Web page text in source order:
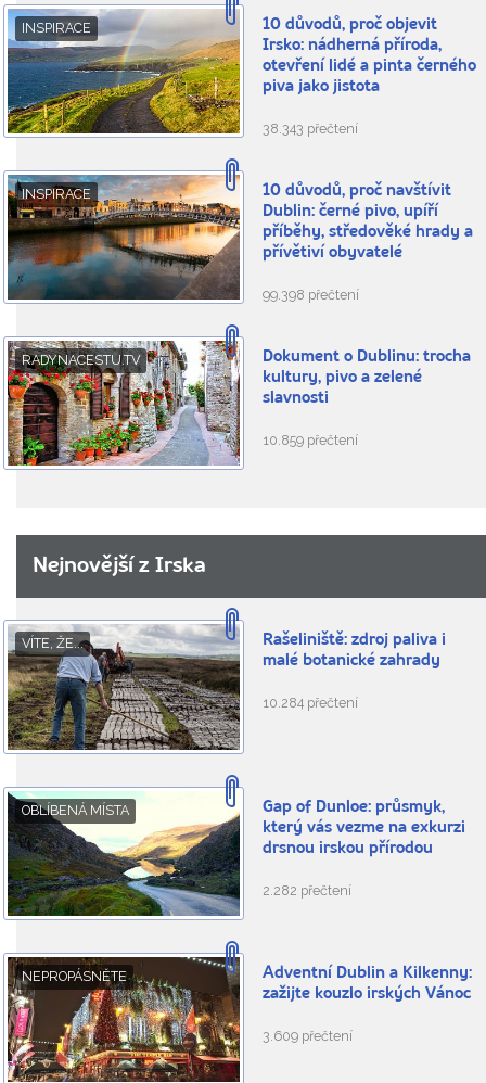
INSPIRACE
10 důvodů, proč objevit
Irsko: nádherná příroda,
otevření lidé a pinta černého
piva jako jistota
38.343 přečtení
INSPIRACE
10 důvodů, proč navštívit
Dublin: černé pivo, upíří
příběhy, středověké hrady a
přívětiví obyvatelé
99.398 přečtení
RADYNACESTU.TV
Dokument o Dublinu: trocha
kultury, pivo a zelené
slavnosti
10.859 přečtení
Nejnovější z Irska
VÍTE, ŽE...
Rašeliniště: zdroj paliva i
malé botanické zahrady
10.284 přečtení
OBLÍBENÁ MÍSTA
Gap of Dunloe: průsmyk,
který vás vezme na exkurzi
drsnou irskou přírodou
2.282 přečtení
NEPROPÁSNĚTE
Adventní Dublin a Kilkenny:
zažijte kouzlo irských Vánoc
3.609 přečtení